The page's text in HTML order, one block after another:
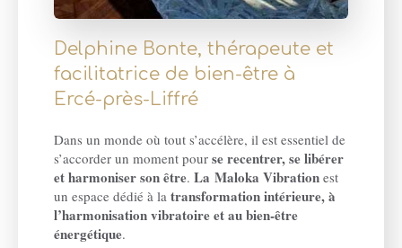
Delphine Bonte, thérapeute et
facilitatrice de bien-être à
Ercé-près-Liffré
Dans un monde où tout s’accélère, il est essentiel de
s’accorder un moment pour se recentrer, se libérer
et harmoniser son être. La Maloka Vibration est
un espace dédié à la transformation intérieure, à
l’harmonisation vibratoire et au bien-être
énergétique.